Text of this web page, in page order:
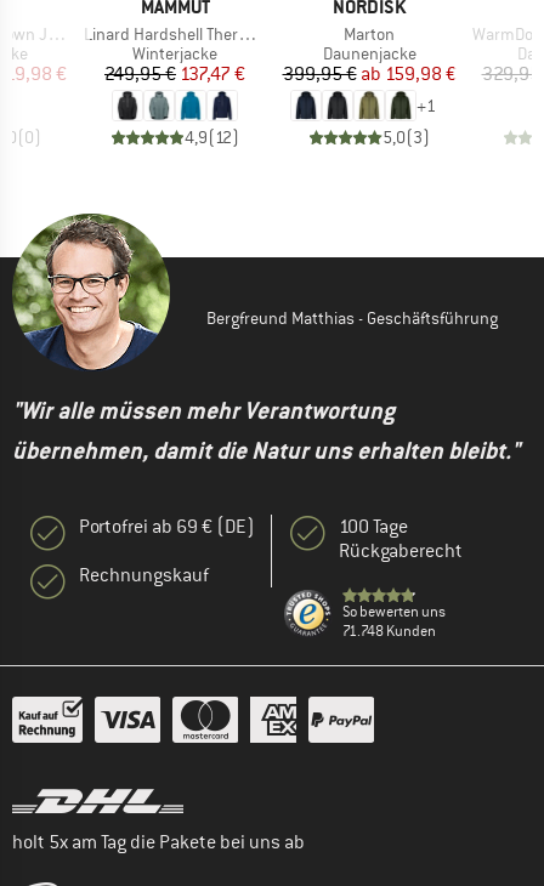
Jacket
Preis
€
(0)
MARKE
MAMMUT
Artikel
Linard Hardshell Thermo Hooded Jacket
Produktgruppe
Winterjacke
Preis
249,95 €reduzierter Preis
137,47 €
4,9( 12)
MARKE
NORDISK
Artikel
Marton
Produktgruppe
Daunenjacke
Preis
399,95 € reduzierter Preis
ab 159,98 €
+1
5,0(3)
Artikel
WarmDown
329,95
Bergfreund Matthias - Geschäftsführung
"Wir alle müssen mehr Verantwortung
übernehmen, damit die Natur uns erhalten bleibt."
Portofrei ab 69 € (DE)
Rechnungskauf
100 Tage
Rückgaberecht
So bewerten uns
71.748 Kunden
holt 5x am Tag die Pakete bei uns ab